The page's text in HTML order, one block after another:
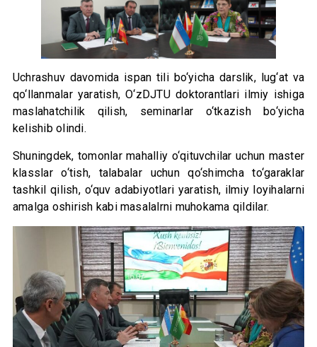
Uchrashuv davomida ispan tili bo‘yicha darslik, lug‘at va
qo‘llanmalar yaratish, O‘zDJTU doktorantlari ilmiy ishiga
maslahatchilik qilish, seminarlar o‘tkazish bo‘yicha
kelishib olindi.
Shuningdek, tomonlar mahalliy o‘qituvchilar uchun master
klasslar o‘tish, talabalar uchun qo‘shimcha to‘garaklar
tashkil qilish, o‘quv adabiyotlari yaratish, ilmiy loyihalarni
amalga oshirish kabi masalalrni muhokama qildilar.